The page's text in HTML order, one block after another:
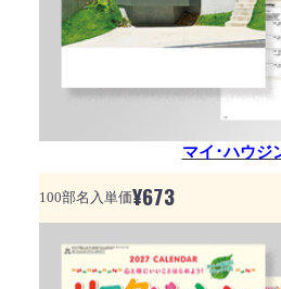
マイ･ハウジ
100部名入単価¥673